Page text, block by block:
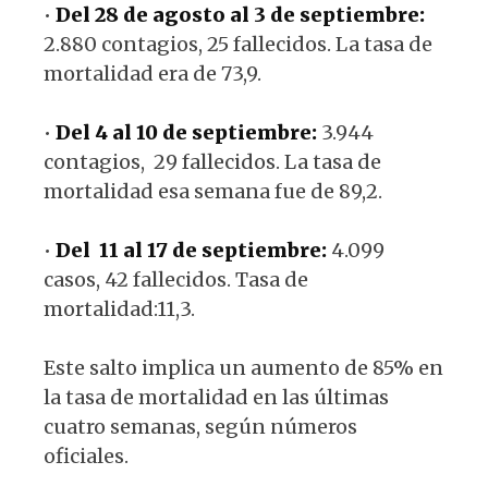
• Del 28 de agosto al 3 de septiembre:
2.880 contagios, 25 fallecidos. La tasa de
mortalidad era de 73,9.
• Del 4 al 10 de septiembre: 3.944
contagios, 29 fallecidos. La tasa de
mortalidad esa semana fue de 89,2.
• Del 11 al 17 de septiembre: 4.099
casos, 42 fallecidos. Tasa de
mortalidad:11,3.
Este salto implica un aumento de 85% en
la tasa de mortalidad en las últimas
cuatro semanas, según números
oficiales.